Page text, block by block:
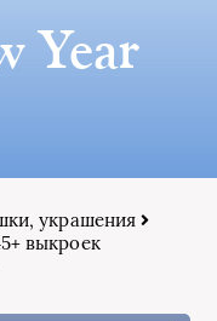
Year
украшения
выкроек